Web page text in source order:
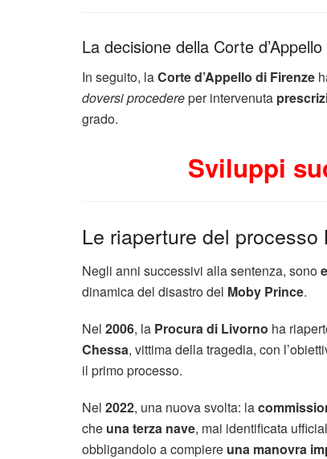
La decisione della Corte d’Appello
In seguito, laCorte d’Appello di Firenze
doversi procedereper intervenuta
grado.
Sviluppi
Le riaperture del processo
Negli anni successivi alla sentenza, sono
dinamica del disastro del Moby Prince.
Nel 2006, la Procura di Livorno ha
Chessa, vittima della tragedia, con
il primo processo.
Nel 2022, una nuova svolta: la
che una terza nave, mai identificata
obbligandolo a compiere una manovra